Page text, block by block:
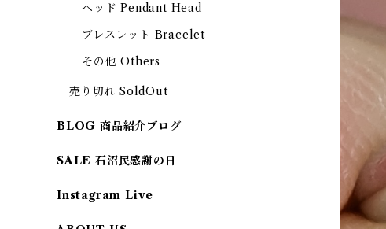
ヘッド Pendant Head
ブレスレット Bracelet
その他 Others
売り切れ SoldOut
BLOG 商品紹介ブログ
SALE 石沼民感謝の日
Instagram Live